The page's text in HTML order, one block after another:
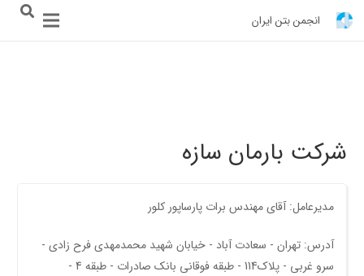
انجمن بتن ایران
شرکت بارمان سازه
مدیرعامل: آقای مهندس برات پارساپور کلور
آدرس: تهران - سعادت آباد - خیابان شهید محمدمهدی فرح زادی -
سرو غربی - پلاک114 - طبقه فوقانی بانک صادرات - طبقه 4 -